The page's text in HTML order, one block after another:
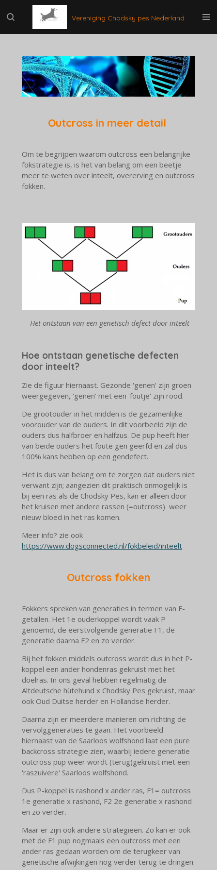
direct
Vereniging Chodsky pes Nederland
Outcross in meer detail
Om te begrijpen waarom outcross een belangrijke
fokstrategie is, is het van belang om een beetje
meer te weten over inteelt, overerving en outcross
fokken.
Het ontstaan van een genetisch defect door inteelt
Hoe ontstaan genetische defecten
door inteelt?
Zie de figuur hiernaast. Gezonde 'genen' zijn groen
weergegeven, 'genen' met een 'foutje' zijn rood.
De grootouder in het midden is de gezamenlijke
voorouder van de ouders. In dit voorbeeld zijn de
ouders dus halfbroer en halfzus. De pup heeft hier
van beide ouders het foute gen geërfd en zal dus
100% kans hebben op een gendefect.
Het is dus van belang om te zorgen dat ouders niet
verwant zijn; aangezien dit praktisch onmogelijk is
bij een ras als de Chodsky Pes, kan er alleen door
het kruisen met andere rassen (=outcross) weer
nieuw bloed in het ras komen.
Meer info? zie ook
https://www.dogsconnected.nl/fokbeleid/inteelt
Outcross fokken
Fokkers spreken van generaties in termen van F-
getallen. Het 1e ouderkoppel wordt vaak P
genoemd, de eerstvolgende generatie F1, de
generatie daarna F2 en zo verder.
Bij het fokken middels outcross wordt dus in het P-
koppel een ander hondenras gekruist met het
doelras. In ons geval hebben regelmatig de
Altdeutsche hütehund x Chodsky Pes gekruist, maar
ook Oud Duitse herder en Hollandse herder.
Daarna zijn er meerdere manieren om richting de
vervolggeneraties te gaan. Het voorbeeld
hiernaast van de Saarloos wolfshond laat een pure
backcross strategie zien, waarbij iedere generatie
outcross pup weer wordt (terug)gekruist met een
'raszuivere' Saarloos wolfshond.
Dus P-koppel is rashond x ander ras, F1= outcross
1e generatie x rashond, F2 2e generatie x rashond
en zo verder.
Maar er zijn ook andere strategieën. Zo kan er ook
met de F1 pup nogmaals een outcross met een
ander ras gedaan worden om de terugkeer van
genetische afwijkingen nog verder terug te dringen.